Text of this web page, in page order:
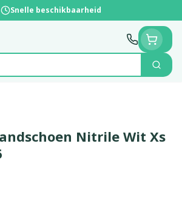
Snelle beschikbaarheid
Zoek
Nitrile Wit Xs